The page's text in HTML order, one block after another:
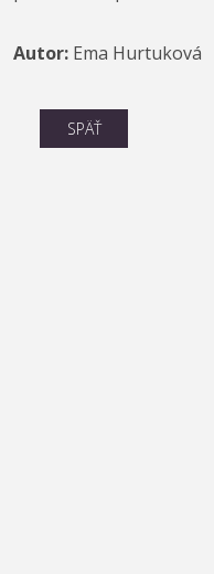
Autor: Ema Hurtuková
SPÄŤ